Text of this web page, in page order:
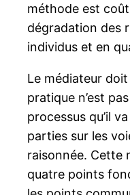
méthode est
dégradation des
individus et en
Le médiateur doit
pratique n’est
processus qu’il
parties sur les
raisonnée. Cette
quatre points